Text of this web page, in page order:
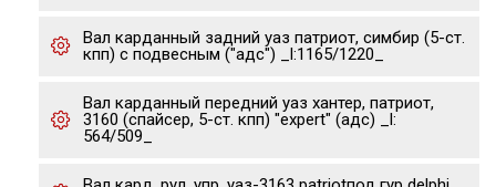
Вал карданный задний уаз патриот, симбир (5-ст.
кпп) с подвесным ("адс") _l:1165/1220_
Вал карданный передний уаз хантер, патриот,
3160 (спайсер, 5-ст. кпп) "expert" (адс) _l:
564/509_